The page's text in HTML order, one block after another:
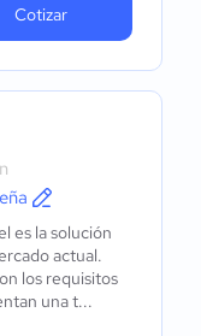
Cotizar
es la solución
actual.
los requisitos
una t...